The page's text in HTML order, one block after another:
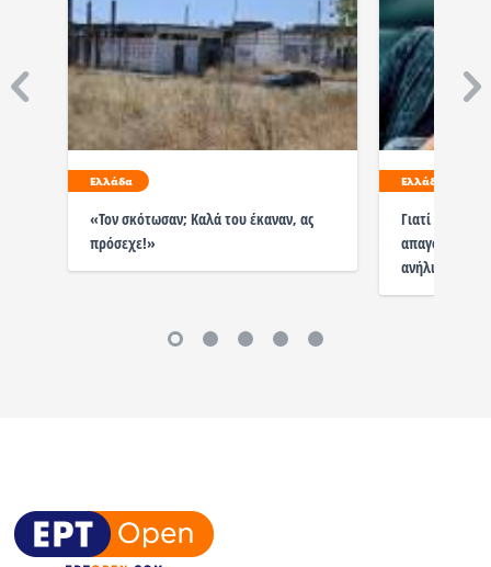
Ελλάδα
«Τον σκότωσαν; Καλά του έκαναν, ας
πρόσεχε!»
Ελλάδα
Γιατί
απαγορεύσει
ανήλικους;